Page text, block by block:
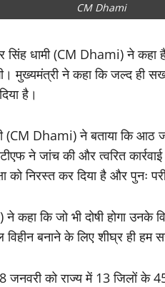
CM Dhami
सिंह धामी (CM Dhami) ने कहा
मुख्यमंत्री ने कहा कि जल्द
है।
(CM Dhami) ने बताया कि आठ
ने जांच की और त्वरित
को निरस्त कर दिया है और पुनः
कि जो भी दोषी होगा उनके
विहीन बनाने के लिए शीघ्र ही
जनवरी को राज्य में 13 जिलों के